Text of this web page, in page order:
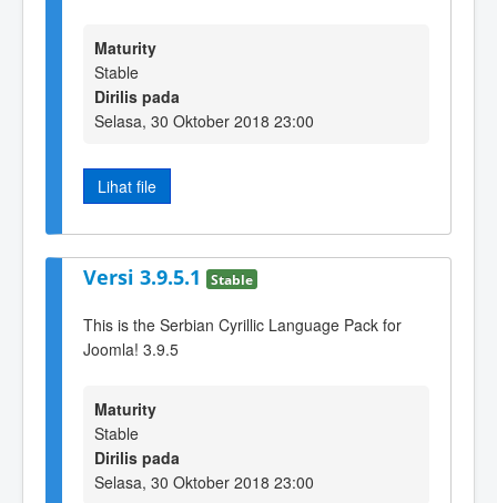
Maturity
Stable
Dirilis pada
Selasa, 30 Oktober 2018 23:00
Lihat file
Versi 3.9.5.1 Stable
This is the Serbian Cyrillic Language Pack for
Joomla! 3.9.5
Maturity
Stable
Dirilis pada
Selasa, 30 Oktober 2018 23:00